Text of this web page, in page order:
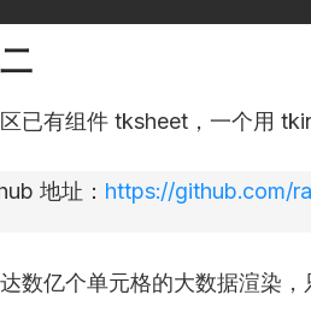
已有组件 tksheet，一个用
地址： https://github.com/
数亿个单元格的大数据渲染